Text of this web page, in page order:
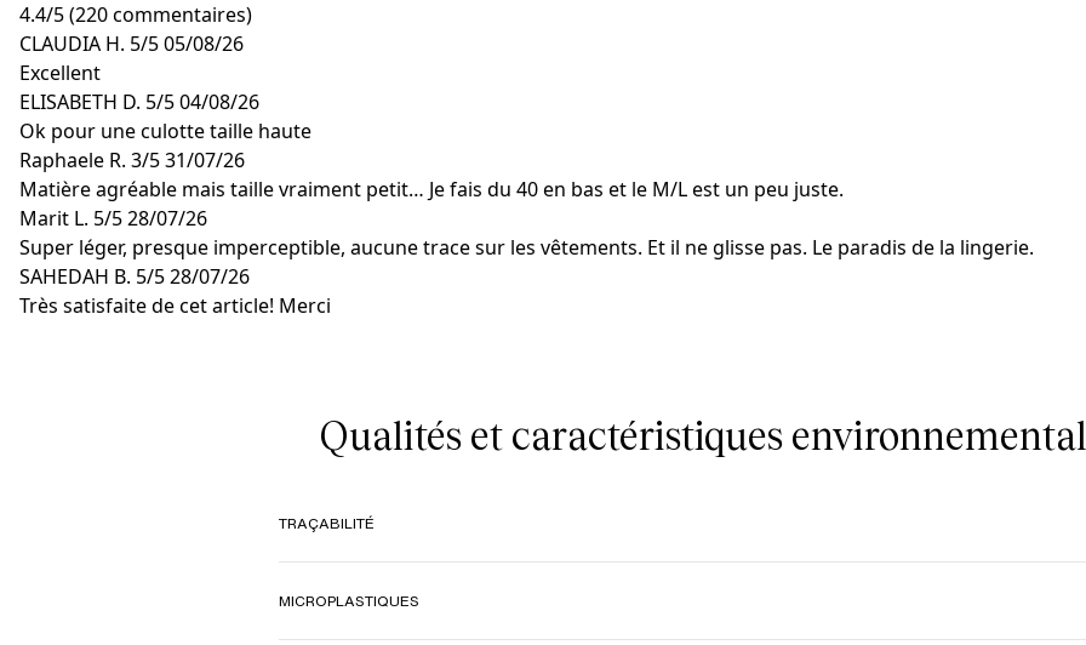
4.4/5(220 commentaires)
CLAUDIA H. 5/505/08/26
Excellent
ELISABETH D. 5/504/08/26
Ok pour une culotte taille haute
Raphaele R. 3/531/07/26
Matière agréable mais taille vraiment petit… Je fais du 40 en bas et le M/L est un peu juste.
Marit L. 5/528/07/26
Super léger, presque imperceptible, aucune trace sur les vêtements. Et il ne glisse pas. Le paradis de la lingerie.
SAHEDAH B. 5/528/07/26
Très satisfaite de cet article! Merci
Qualités et caractéristiques
TRAÇABILITÉ
MICROPLASTIQUES